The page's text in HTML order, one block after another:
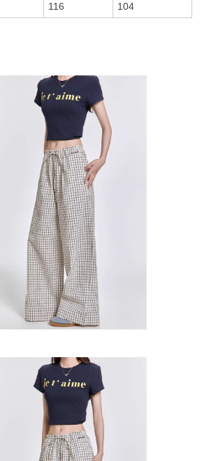
116 104